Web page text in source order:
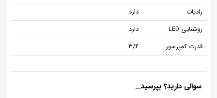
رادیات
دارد
روشنایی LED
دارد
قدرت کمپرسور
3/4
سوالی دارید؟ بپرسید...